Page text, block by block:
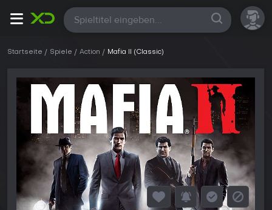
Alle
Startseite Spiele Action Mafia II (Classic)